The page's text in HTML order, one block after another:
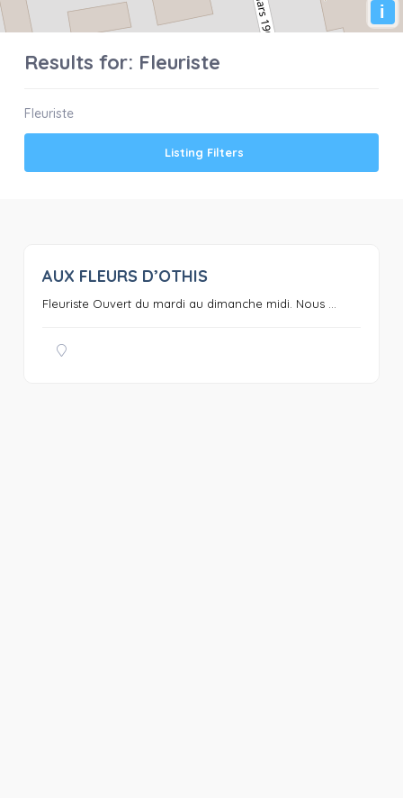
i
Results for: Fleuriste
Fleuriste
Listing Filters
AUX FLEURS D’OTHIS
Fleuriste Ouvert du mardi au dimanche midi. Nous ...